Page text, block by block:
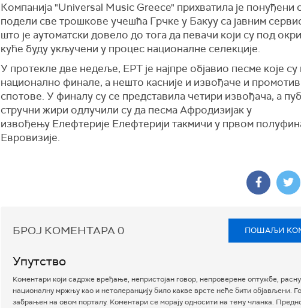
Компанија "Universal Music Greece" прихватила је понуђени
подели све трошкове учешћа Грчке у Бакуу са јавним
што је аутоматски довело до тога да певачи који су под
куће буду укључени у процес националне селекције.
У протекле две недеље, ЕРТ је најпре објавио песме које су
национално финале, а нешто касније и извођаче и
спотове. У финалу су се представила четири извођача, а
стручни жири одлучили су да песма Афродизијак у
извођењу Елефтерије Елефтерији такмичи у првом
Евровизије.
БРОЈ КОМЕНТАРА0 ПОШАЉИ
Упутство
Коментари који садрже вређање, непристојан говор, непроверене оптужбе,
националну мржњу као и нетолеранцију било какве врсте неће бити објављени.
забрањен на овом порталу. Коментари се морају односити на тему чланка.